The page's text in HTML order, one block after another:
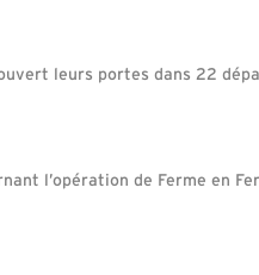
leurs portes dans 22
l’opération de Ferme en